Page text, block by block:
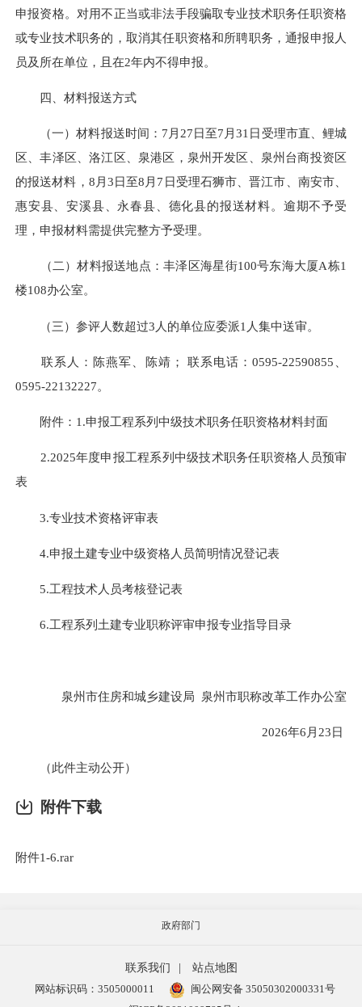
申报资格。对用不正当或非法手段骗取专业技术职务任职资格
或专业技术职务的，取消其任职资格和所聘职务，通报申报人
员及所在单位 ，且 在2年内不得申报。
四、材料报送方式
（一）材料报送时间：7月27日至7月31日受理市直、鲤城
区、丰泽区、洛江区、泉港区，泉州开发区、泉州台商投资区
的报送材料，8月3日至8月7日受理石狮市、晋江市、南安市、
惠安县、安溪县、永春县、德化县的报送材料。逾期不予受
理，申报材料需提供完整方予受理。
（二）材料报送地点：丰泽区海星街100号东海大厦A栋1
楼108办公室。
（三）参评人数超过3人的单位应委派1人集中送审。
联系人：陈燕军、陈靖； 联系电话： 0595-22590855
0595-22132227。
附件：1.申报工程系列中级技术职务任职资格材料封面
2.2025年度申报工程系列中级技术职务任职资格人员预审
表
3.专业技术资格评审表
4.申报土建专业中级资格人员简明情况登记表
5.工程技术人员考核登记表
6.工程系列土建专业职称评审申报专业指导目录
泉州市住房和城乡建设局 泉州市职称改革工作办公室
2026年6月23日
（此件主动公开）
附件下载
附件1-6.rar
政府部门
联系我们
站点地图
网站标识码：3505000011
闽公网安备 35050302000331号